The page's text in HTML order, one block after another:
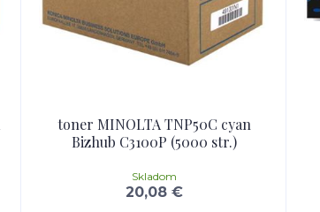
toner MINOLTA TNP50C cyan
Bizhub C3100P (5000 str.)
20,08 €
Skladom